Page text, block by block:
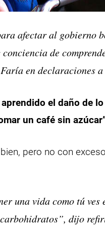
afectar al gobierno
de
en declaraciones a
el daño de
un café sin
pero no con
una vida como tú ves
dijo